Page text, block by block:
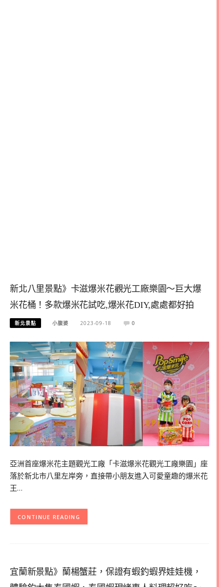
新北八里景點》卡滋爆米花觀光工廠樂園～巨大爆
米花桶！多款爆米花試吃,爆米花DIY,處處都好拍
新北景點 小腹婆 2023-09-18 0
亞洲首座爆米花主題觀光工廠「卡滋爆米花觀光工廠樂園」座
落於新北市八里左岸旁，直接帶小朋友進入可愛童趣的爆米花
王…
CONTINUE READING
宜蘭新景點》蘭楊蟹莊，保證有蝦釣蝦界娃娃機，